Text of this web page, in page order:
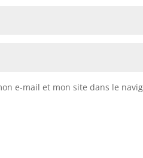
e-mail et mon site dans le